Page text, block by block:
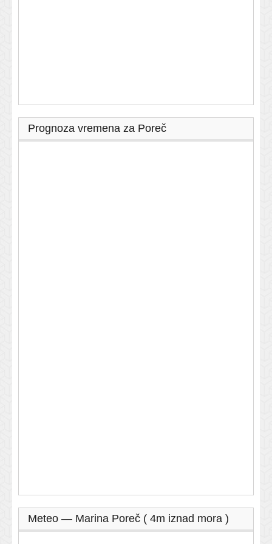
Prognoza vremena za Poreč
Meteo — Marina Poreč ( 4m iznad mora )